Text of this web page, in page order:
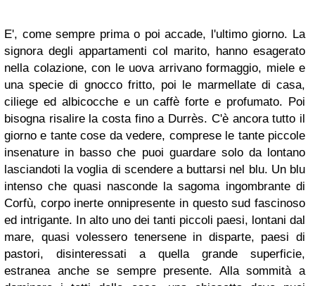
E', come sempre prima o poi accade, l'ultimo giorno. La
signora degli appartamenti col marito, hanno esagerato
nella colazione, con le uova arrivano formaggio, miele e
una specie di gnocco fritto, poi le marmellate di casa,
ciliege ed albicocche e un caffè forte e profumato. Poi
bisogna risalire la costa fino a Durrès. C'è ancora tutto il
giorno e tante cose da vedere, comprese le tante piccole
insenature in basso che puoi guardare solo da lontano
lasciandoti la voglia di scendere a buttarsi nel blu. Un blu
intenso che quasi nasconde la sagoma ingombrante di
Corfù, corpo inerte onnipresente in questo sud fascinoso
ed intrigante. In alto uno dei tanti piccoli paesi, lontani dal
mare, quasi volessero tenersene in disparte, paesi di
pastori, disinteressati a quella grande superficie,
estranea anche se sempre presente. Alla sommità a